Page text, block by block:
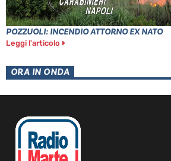
POZZUOLI: INCENDIO ATTORNO EX NATO
Leggi l'articolo
ORA IN ONDA